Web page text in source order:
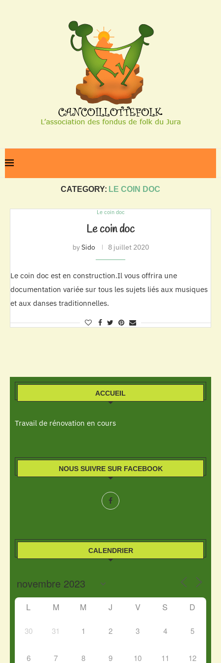
CATEGORY: LE COIN DOC
Le coin doc
Le coin doc
bySido 8 juillet 2020
Le coin doc est en construction.Il vous offrira une
documentation variée sur tous les sujets liés aux musiques
et aux danses traditionnelles.
ACCUEIL
Travail de rénovation en cours
NOUS SUIVRE SUR FACEBOOK
CALENDRIER
L M M J V S D
30 31 1 2 3 4 5
6 7 8 9 10 11 12